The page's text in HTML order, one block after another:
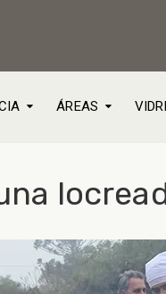
ÁREAS